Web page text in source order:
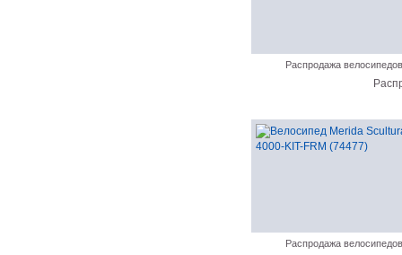
Распродажа велосипедов
Распродажа велосипедов